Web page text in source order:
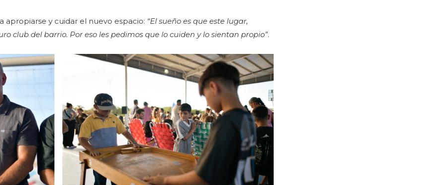
y cuidar el nuevo espacio: “El sueño es que este lugar,
club del barrio. Por eso les pedimos que lo cuiden y lo sientan propio”.